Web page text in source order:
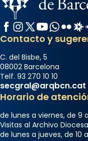
Facebook
Instagram
X / Twitter
YouTubeFlickr
Contacto y
C. del Bisbe, 5
08002 Barcelona
Telf. 93 270 10 10
secgral@arqbcn.cat
Horario de
de lunes a viernes, de 9
Visitas al Archivo
de lunes a jueves, de 10 a